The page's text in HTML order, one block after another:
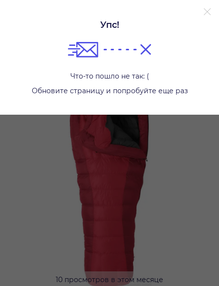
Упс!
Что-то пошло не так: (
Обновите страницу и попробуйте еще раз
Спальные мешки
10 просмотров в этом месяце